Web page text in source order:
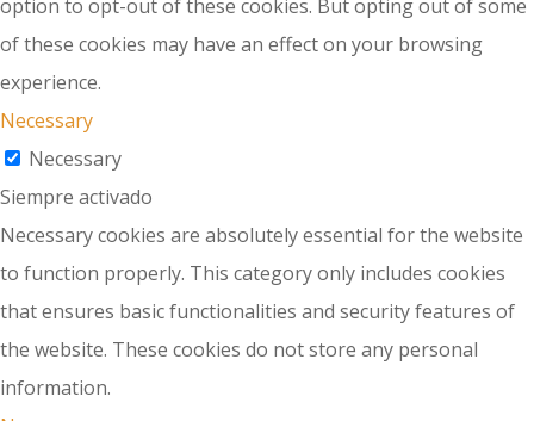
option to opt-out of these cookies. But opting out of some
of these cookies may have an effect on your browsing
experience.
Necessary
Necessary
Siempre activado
Necessary cookies are absolutely essential for the website
to function properly. This category only includes cookies
that ensures basic functionalities and security features of
the website. These cookies do not store any personal
information.